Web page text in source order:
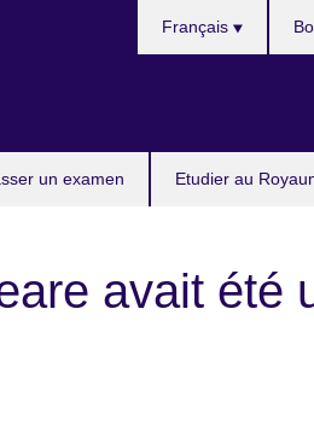
un examen Etudier au
Français
avait été